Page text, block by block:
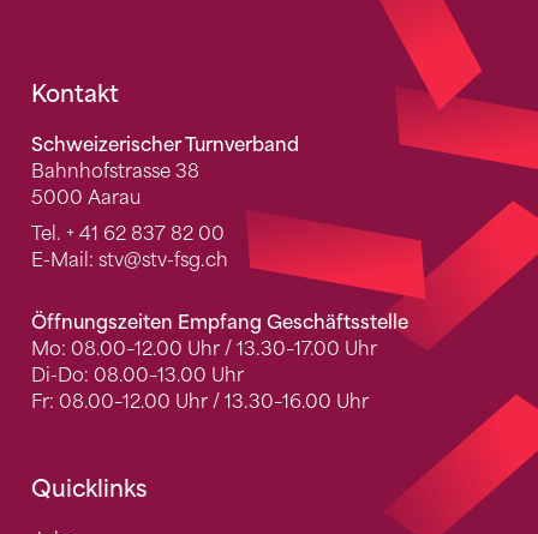
Fusszeile
Kontakt
Schweizerischer Turnverband
Bahnhofstrasse 38
5000 Aarau
Tel. + 41 62 837 82 00
E-Mail: stv@stv-fsg.ch
Öffnungszeiten Empfang Geschäftsstelle
Mo: 08.00–12.00 Uhr / 13.30–17.00 Uhr
Di-Do: 08.00–13.00 Uhr
Fr: 08.00–12.00 Uhr / 13.30–16.00 Uhr
Quicklinks